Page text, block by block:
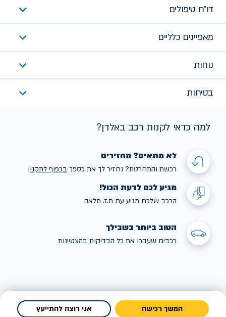
דו״ח טיפולים
מאפיינים כלליים
נוחות
בטיחות
למה כדאי לקנות רכב באלדן?
לא מתאים? מחזירים
רכשת והתחרטת? נחזיר לך את כספך בכפוף לתקנון
מגיע לכם לדעת הכול!
הרכב שלכם מגיע עם ת.ז. מלאה
הטוב ביותר בשבילך
רכבים שעברו את כל הבדיקות בהצטיינות
המשך רכישה אני רוצה להתייעץ